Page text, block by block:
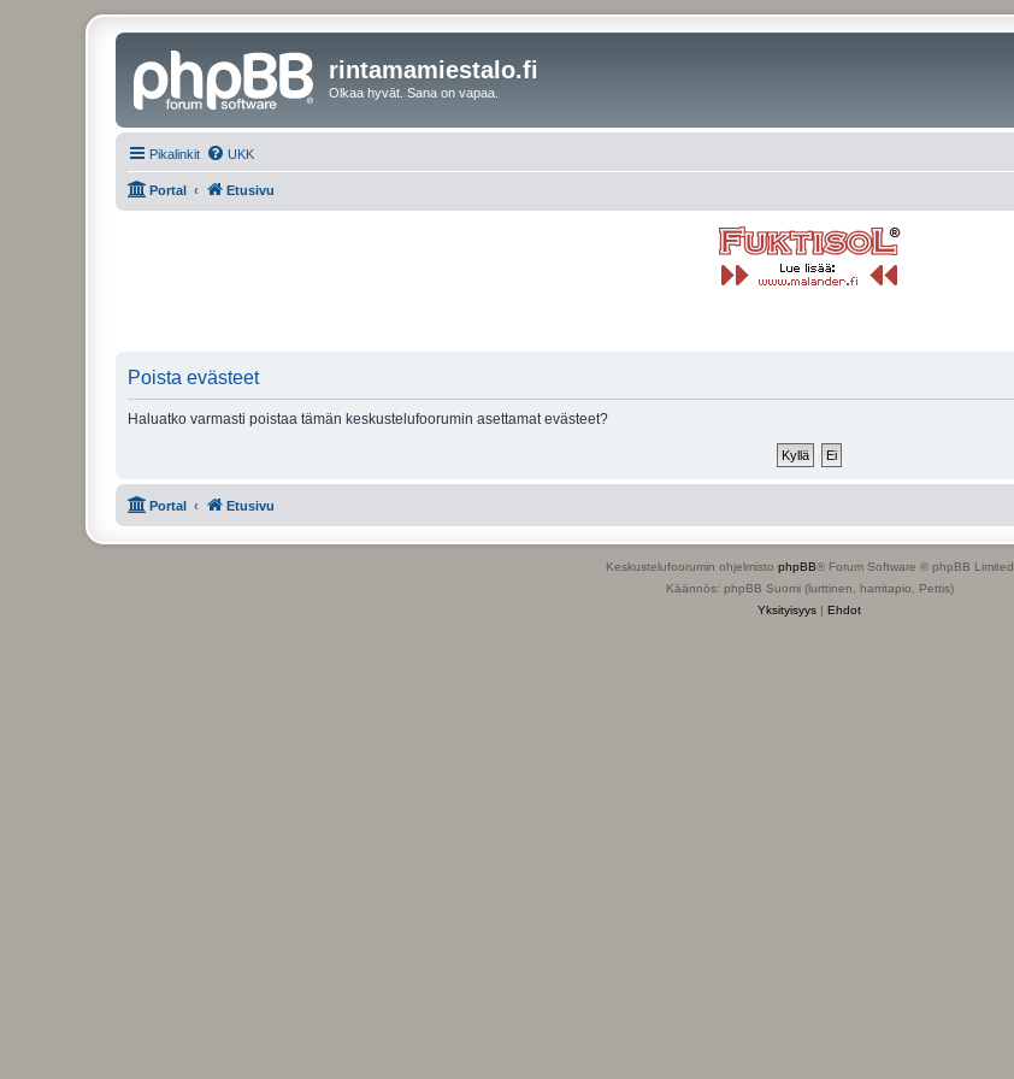
rintamamiestalo.fi
Olkaa hyvät. Sana on vapaa.
Pikalinkit UKK
Portal Etusivu
Poista evästeet
Haluatko varmasti poistaa tämän keskustelufoorumin asettamat evästeet?
Portal Etusivu
Keskustelufoorumin ohjelmisto phpBB® Forum Software © phpBB Limited
Käännös: phpBB Suomi (lurttinen, harritapio, Pettis)
Yksityisyys | Ehdot